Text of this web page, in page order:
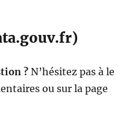
?N’hésitez pas à le
ou sur la page